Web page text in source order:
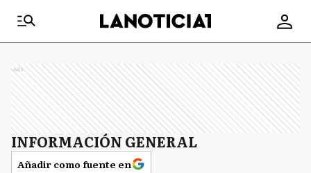
Ads
INFORMACIÓN GENERAL
Añadir como fuente en